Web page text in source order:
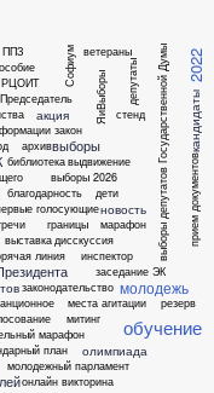
ППЗ
Председатель
РЦОИТ Софиум
ЯиВыборы
акция
архив
библиотека
благодарность
ветераны
голосующие
выборы
выборы 2026 выборы депутатов Государственной Думы
выдвижение
выставка
линия
границы
депутаты
дети
дисскуссия
закон
законодательство
заседание ЭК
марафон
инспектор
план
кандидаты
марафон
места агитации
митинг
молодежный парламент
молодежь
новость
обучение
олимпиада
онлайн викторина
прием документов
резерв
стенд
2022